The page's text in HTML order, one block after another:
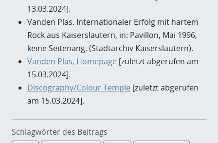
13.03.2024].
Vanden Plas. Internationaler Erfolg mit hartem
Rock aus Kaiserslautern, in: Pavillon, Mai 1996,
keine Seitenang. (Stadtarchiv Kaiserslautern).
Vanden Plas, Homepage [zuletzt abgerufen am
15.03.2024].
Discography/Colour Temple [zuletzt abgerufen
am 15.03.2024].
Schlagwörter des Beitrags